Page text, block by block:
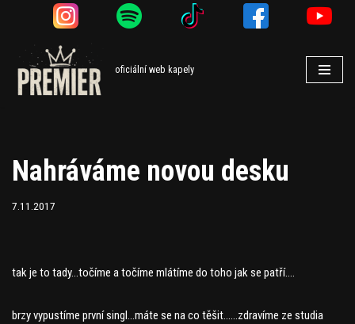
obsah
oficiální web kapely
Nahráváme novou desku
7.11.2017
tak je to tady…točíme a točíme mlátíme do toho jak se patří….
brzy vypustíme první singl…máte se na co těšit……zdravíme ze studia